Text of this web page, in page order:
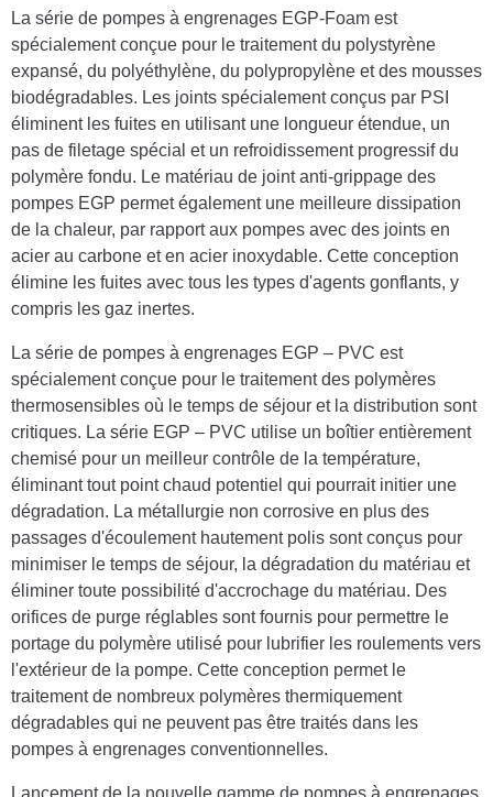
La série de pompes à engrenages EGP-Foam est
spécialement conçue pour le traitement du polystyrène
expansé, du polyéthylène, du polypropylène et des mousses
biodégradables. Les joints spécialement conçus par PSI
éliminent les fuites en utilisant une longueur étendue, un
pas de filetage spécial et un refroidissement progressif du
polymère fondu. Le matériau de joint anti-grippage des
pompes EGP permet également une meilleure dissipation
de la chaleur, par rapport aux pompes avec des joints en
acier au carbone et en acier inoxydable. Cette conception
élimine les fuites avec tous les types d'agents gonflants, y
compris les gaz inertes.
La série de pompes à engrenages EGP – PVC est
spécialement conçue pour le traitement des polymères
thermosensibles où le temps de séjour et la distribution sont
critiques. La série EGP – PVC utilise un boîtier entièrement
chemisé pour un meilleur contrôle de la température,
éliminant tout point chaud potentiel qui pourrait initier une
dégradation. La métallurgie non corrosive en plus des
passages d'écoulement hautement polis sont conçus pour
minimiser le temps de séjour, la dégradation du matériau et
éliminer toute possibilité d'accrochage du matériau. Des
orifices de purge réglables sont fournis pour permettre le
portage du polymère utilisé pour lubrifier les roulements vers
l'extérieur de la pompe. Cette conception permet le
traitement de nombreux polymères thermiquement
dégradables qui ne peuvent pas être traités dans les
pompes à engrenages conventionnelles.
Lancement de la nouvelle gamme de pompes à engrenages